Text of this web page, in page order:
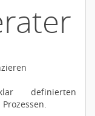
definierten